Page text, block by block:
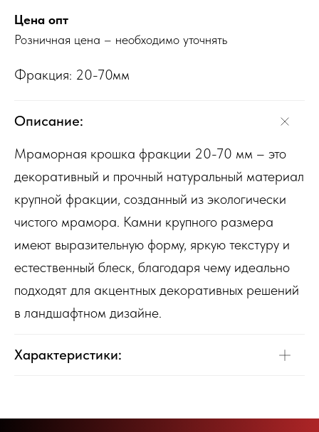
Цена опт
Розничная цена – необходимо уточнять
Фракция: 20-70мм
Описание:
Мраморная крошка фракции 20-70 мм – это
декоративный и прочный натуральный материал
крупной фракции, созданный из экологически
чистого мрамора. Камни крупного размера
имеют выразительную форму, яркую текстуру и
естественный блеск, благодаря чему идеально
подходят для акцентных декоративных решений
в ландшафтном дизайне.
Характеристики: